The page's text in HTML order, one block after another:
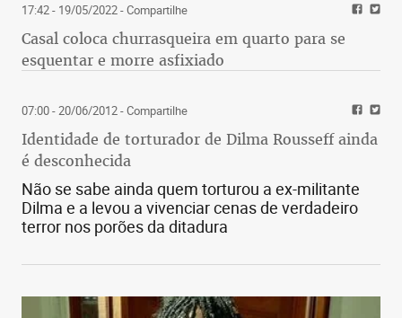
17:42 - 19/05/2022- Compartilhe
Casal coloca churrasqueira em quarto para se
esquentar e morre asfixiado
07:00 - 20/06/2012- Compartilhe
Identidade de torturador de Dilma Rousseff ainda
é desconhecida
Não se sabe ainda quem torturou a ex-militante
Dilma e a levou a vivenciar cenas de verdadeiro
terror nos porões da ditadura